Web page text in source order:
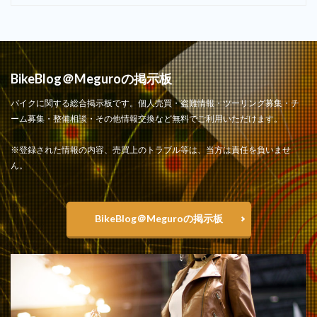
BikeBlog＠Meguroの掲示板
バイクに関する総合掲示板です。個人売買・盗難情報・ツーリング募集・チ
ーム募集・整備相談・その他情報交換など無料でご利用いただけます。
※登録された情報の内容、売買上のトラブル等は、当方は責任を負いませ
ん。
BikeBlog＠Meguroの掲示板